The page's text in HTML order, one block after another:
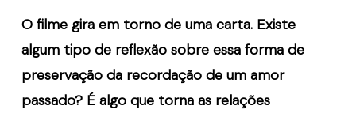
O filme gira em torno de uma carta. Existe
algum tipo de reflexão sobre essa forma de
preservação da recordação de um amor
passado? É algo que torna as relações